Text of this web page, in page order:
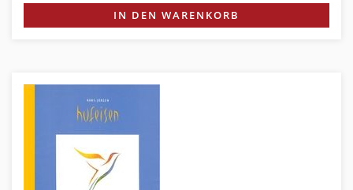
IN DEN WARENKORB